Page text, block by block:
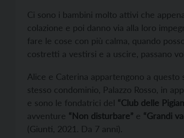
Ci sono i bambini molto attivi che
colazione e poi danno via alla loro
fare le cose con più calma, quando
costretti a vestirsi e a uscire, passano
Alice e Caterina appartengono a
stesso condominio, Palazzo Rosso, in
e sono le fondatrici del “Club delle
avventure “Non disturbare” e “Grandi
(Giunti, 2021. Da 7 anni).